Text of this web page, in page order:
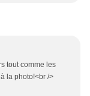
tout comme les
la photo!<br />